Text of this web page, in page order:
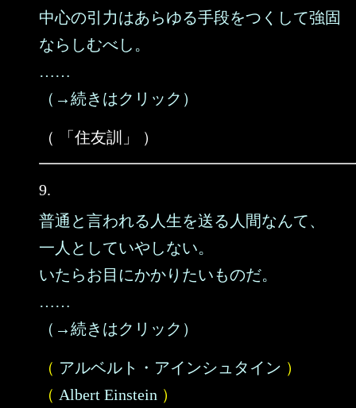
中心の引力はあらゆる手段をつくして強固
ならしむべし。
……
（→続きはクリック）
（ 「住友訓」 ）
9.
普通と言われる人生を送る人間なんて、
一人としていやしない。
いたらお目にかかりたいものだ。
……
（→続きはクリック）
（ アルベルト・アインシュタイン ）
（ Albert Einstein ）